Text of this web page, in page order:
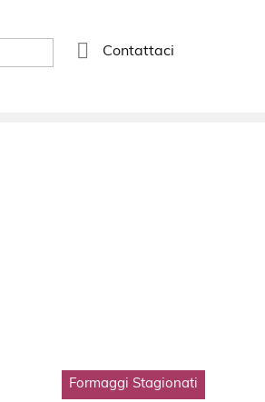
 Contattaci
Formaggi Stagionati